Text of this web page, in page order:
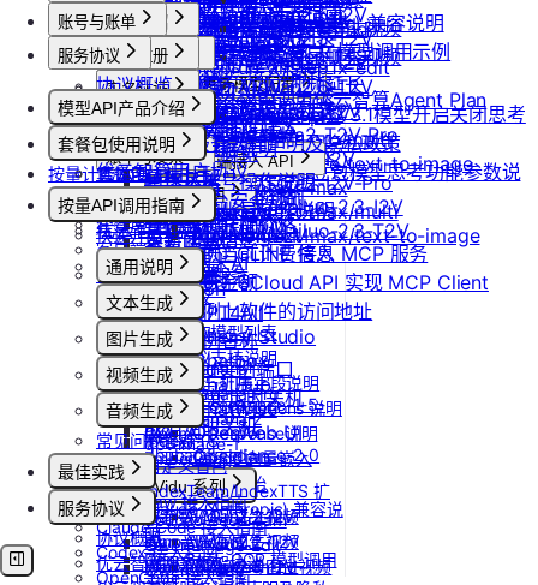
无卡模式
使用Clawdbot连接飞书
获取可用机型列表
获取机型族列表
查询软件端口映射列表
查询模型仓库模型列表
获取实例监控数据
变更实例计费方式
查询创建实例价格
查询实例升配价格
查询实例当前计费信息
查询退费金额
获取实例上软件的访问地址
修改实例名称
更新Pod实例端口
设置/更新定时关机
取消定时关机
查询镜像制作进度
共享/取消共享镜像
发布镜像到社区
收藏镜像
取消收藏镜像
更新镜像信息
获取团队详情
查询已创建的团队列表
查询团队邀请记录
查询已加入的团队列表
查询团队操作日志
查询成员产品类型列表
设置成员额度
修改成员角色
更新团队信息
Claude (Anthropic) 兼容说明
DeepSeek-OCR 模型调用示例
思考模型配置
DeepSeek V3.1模型开启关闭思考
说明
Doubao豆包模型思考功能参数说
明
Qwen-Image-Edit
Qwen-Image
stepfun-ai/step1x-edit
flux.1-dev
flux-kontext-pro
flux-kontext-pro/multi
flux-kontext-pro/text-to-image
flux-kontext-max
flux-kontext-max/multi
flux-kontext-max/text-to-image
Vidu/参考图生视频
Vidu/首尾帧生视频
Vidu/视频延长
Vidu/对口型
Wan-AI/Wan2.5-I2V
Wan-AI/Wan2.5-T2V
Wan-AI/Wan2.6-I2V
Wan-AI/Wan2.6-T2V
OpenAI/Sora2-T2V
OpenAI/Sora2-T2V-Pro
OpenAI/Sora2-I2V
OpenAI/Sora2-I2V-Pro
MiniMax/Hailuo-2.3-I2V
MiniMax/Hailuo-2.3-T2V
MiniMax/speech-hd
通义千问 Qwen-TTS
Claude Code 接入指南
Codex 接入指南
OpenCode 接入指南
如何在codex中调用优云智算Agent Plan
ComfyUI插件接入
常见客户端接入 API
Dify
RAGFlow
AnythingLLM
纳米AI
n8n
GPT4All
Cherry Studio
Chatbox
ChatHub
ChatWise
OpenWeb UI
Obsidian
MCP 说明
MCP 简介
通过 CLINE 接入 MCP 服务
通过 UCloud API 实现 MCP Client
产品介绍
产品介绍
快速开始
控制台操作
Agent广场
操作指南
模型配置
计费说明
升配与续费
到期与数据说明
账号与账单
账号注册
注册流程
注销账号
实名认证
认证概览
个人认证
高校认证
企业认证
团队管理
团队功能概览
管理员账号操作说明
团队成员账号操作说明
账单与发票
账号充值
提现规则
查看账单
开具发票
服务协议
协议概览
优云智算服务框架协议
优云智算云服务法律声明及隐私政策
优云智算用户协议
优云智算云平台安全规则
优云智算激励活动协议
模型API产品介绍
模型API服务
套餐包使用说明
套餐包快速上手
套餐计费逻辑
套餐用量统计
客户端接入
OpenClaw 云端服务
按量计费说明
按量API调用指南
快速开始
通用说明
认证鉴权
错误码
文本生成
如何获取模型列表
模型协议支持说明
API支持与扩展字段说明
OpenAI-Completions 说明
OpenAI-Response说明
Embeddings 向量嵌入
Gemini 快速开始
Claude (Anthropic) 兼容说
明
DeepSeek-OCR 模型调用
图片生成
Nano Banana
Nano Banana Pro
Nano Banana 2
gpt-image-1
gpt-image-1.5
gpt-image-2
doubao-seedream
Qwen-Image-Edit
Qwen-Image
视频生成
doubao-seedance-1-5-
pro
doubao-seedance-2-0
Vidu 系列
Vidu/文生视频
Vidu/图生视频
Vidu/参考图生视频
Wan-AI/Wan2.2-I2V
Wan-AI/Wan2.2-T2V
Wan-AI/Wan2.5-I2V
音频生成
IndexTTS
自定义音色
IndexTeam/IndexTTS 扩
展参数
suno音乐生成
MiniMax/speech-hd
常见问题答疑
最佳实践
OpenClaw 接入指南
Claude Code 接入指南
Codex 接入指南
OpenCode 接入指南
服务协议
协议概览
优云智算服务框架协议